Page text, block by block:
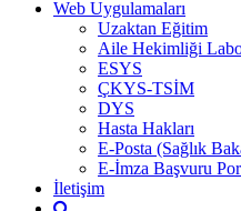
Web Uygulamaları
Uzaktan Eğitim
Aile Hekimliği
ESYS
ÇKYS-TSİM
DYS
Hasta Hakları
E-Posta (Sağlık
E-İmza Başvuru
İletişim